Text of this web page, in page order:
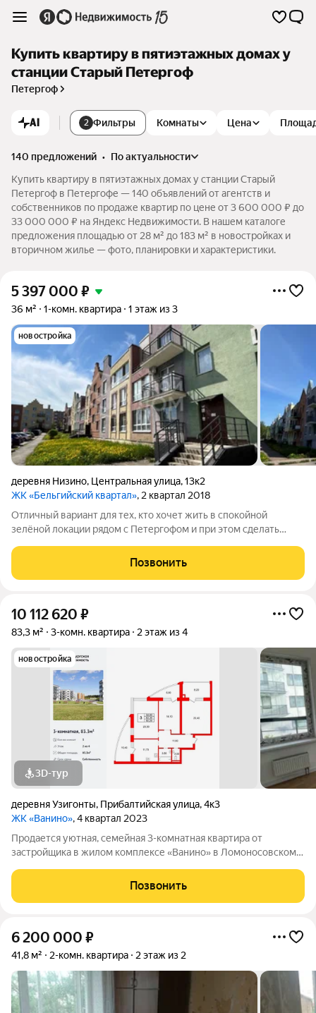
Купить квартиру в пятиэтажных домах у
станции Старый Петергоф
Петергоф
AI 2 Фильтры Комнаты Цена
140 предложений •
по актуальности
Купить квартиру в пятиэтажных домах у станции Старый
Петергоф в Петергофе — 140 объявлений от агентств и
собственников по продаже квартир по цене от 3 600 000 ₽ до
33 000 000 ₽ на Яндекс Недвижимости. В нашем каталоге
предложения площадью от 28 м² до 183 м² в новостройках и
вторичном жилье — фото, планировки и характеристики.
5 397 000 ₽
36 м² 1-комн. квартира 1 этаж из 3
новостройка
деревня Низино, Центральная улица,13к2
ЖК «Бельгийский квартал», 2 квартал 2018
Отличный вариант для тех, кто хочет жить в спокойной
зелёной локации рядом с Петергофом и при этом сделать
современного малоэтажного дома. Основные характеристики:
Позвонить
10 112 620 ₽
83,3 м² 3-комн. квартира 2 этаж из 4
новостройка
3D-тур
деревня Узигонты, Прибалтийская улица,4к3
ЖК «Ванино», 4 квартал 2023
Продается уютная, семейная 3-комнатная квартира от
застройщика в жилом комплексе «Ванино» в Ломоносовском
минут. Удобная, классическая планировка. Общая площадь
квартиры - 83.3 м, высота
Позвонить
6 200 000 ₽
41,8 м² 2-комн. квартира 2 этаж из 2